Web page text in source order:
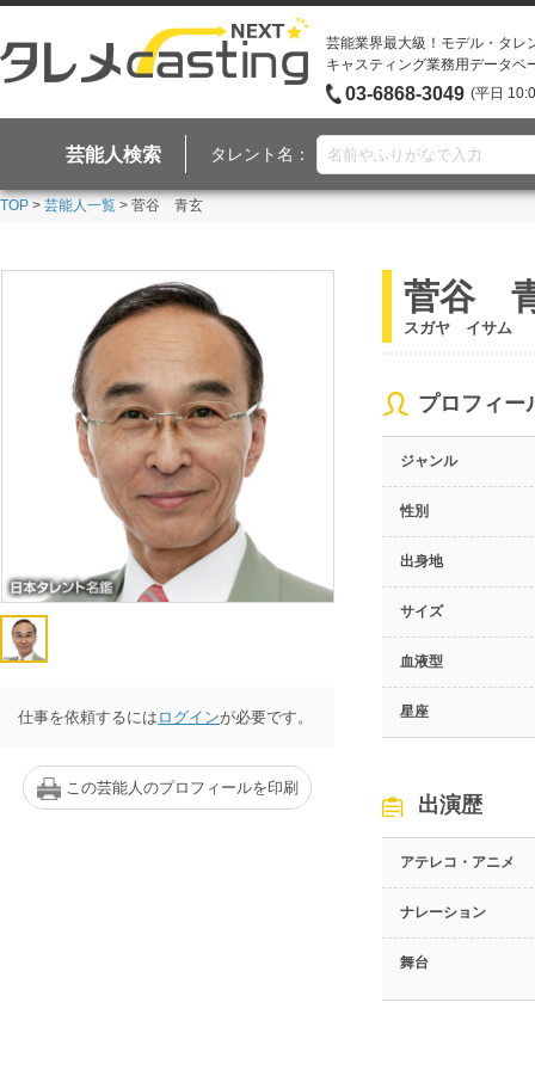
芸能業界最大級！モデル・タレ
キャスティング業務用データベ
03-6868-3049 (平日
芸能人検索 タレント名：
TOP > 芸能人一覧 > 菅谷 青玄
仕事を依頼するには ログインが必要です。
この芸能人のプロフィールを印刷
菅谷
スガヤ イサム
プロフィー
ジャンル
性別
出身地
サイズ
血液型
星座
出演歴
アテレコ・アニメ
ナレーション
舞台